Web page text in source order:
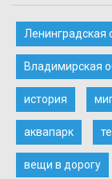
Ленинградская
Владимирская
история
аквапарк
вещи в дорогу